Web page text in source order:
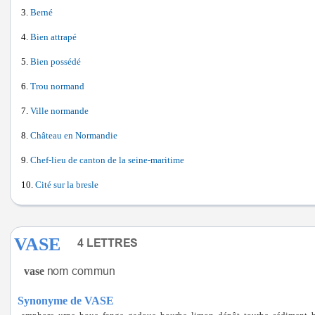
Berné
Bien attrapé
Bien possédé
Trou normand
Ville normande
Château en Normandie
Chef-lieu de canton de la seine-maritime
Cité sur la bresle
VASE
vase
Synonyme de VASE